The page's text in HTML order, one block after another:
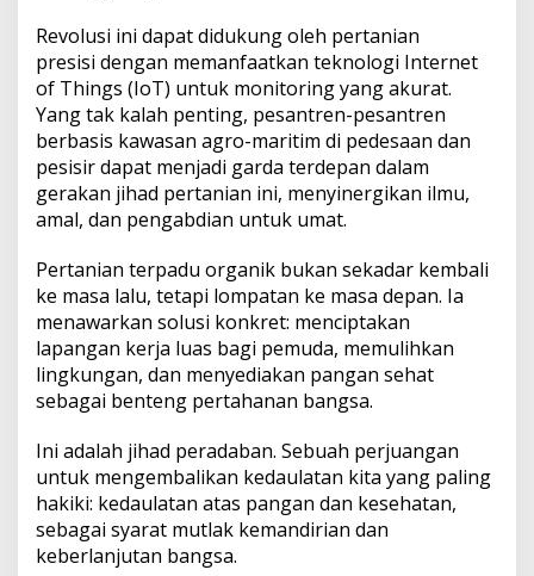
Revolusi ini dapat didukung oleh pertanian
presisi dengan memanfaatkan teknologi Internet
of Things (IoT) untuk monitoring yang akurat.
Yang tak kalah penting, pesantren-pesantren
berbasis kawasan agro-maritim di pedesaan dan
pesisir dapat menjadi garda terdepan dalam
gerakan jihad pertanian ini, menyinergikan ilmu,
amal, dan pengabdian untuk umat.
Pertanian terpadu organik bukan sekadar kembali
ke masa lalu, tetapi lompatan ke masa depan. Ia
menawarkan solusi konkret: menciptakan
lapangan kerja luas bagi pemuda, memulihkan
lingkungan, dan menyediakan pangan sehat
sebagai benteng pertahanan bangsa.
Ini adalah jihad peradaban. Sebuah perjuangan
untuk mengembalikan kedaulatan kita yang paling
hakiki: kedaulatan atas pangan dan kesehatan,
sebagai syarat mutlak kemandirian dan
keberlanjutan bangsa.